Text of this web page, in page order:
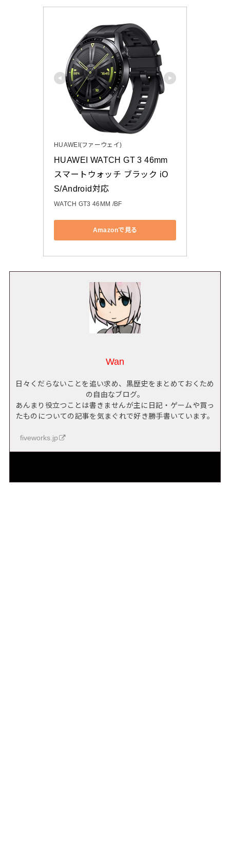
HUAWEI(ファーウェイ)
HUAWEI WATCH GT 3 46mm
スマートウォッチ ブラック iO
S/Android対応
WATCH GT3 46MM /BF
Amazonで見る
Wan
日々くだらないことを追い求め、黒歴史をまとめておくため
の自由なブログ。
あんまり役立つことは書きませんが主に日記・ゲームや買っ
たものについての記事を気まぐれで好き勝手書いています。
fiveworks.jp